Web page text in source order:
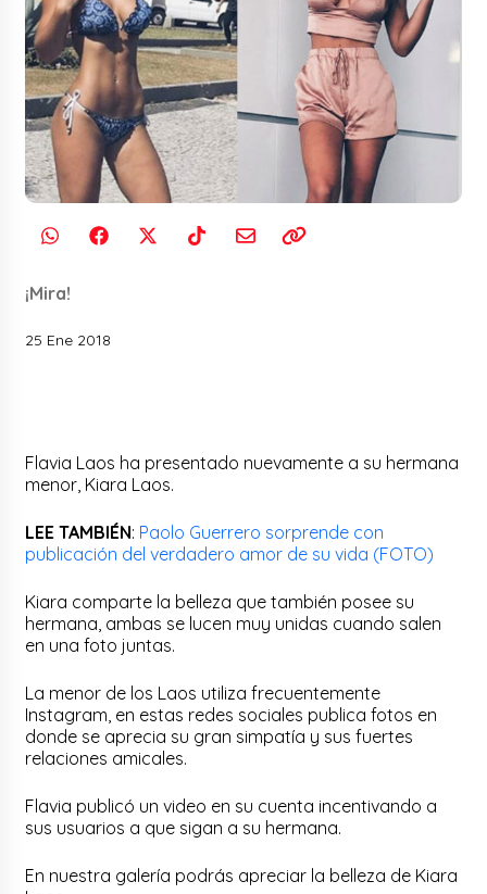
¡Mira!
25 Ene 2018
Flavia Laos ha presentado nuevamente a su hermana
menor, Kiara Laos.
LEE TAMBIÉN: Paolo Guerrero sorprende con
publicación del verdadero amor de su vida (FOTO)
Kiara comparte la belleza que también posee su
hermana, ambas se lucen muy unidas cuando salen
en una foto juntas.
La menor de los Laos utiliza frecuentemente
Instagram, en estas redes sociales publica fotos en
donde se aprecia su gran simpatía y sus fuertes
relaciones amicales.
Flavia publicó un video en su cuenta incentivando a
sus usuarios a que sigan a su hermana.
En nuestra galería podrás apreciar la belleza de Kiara